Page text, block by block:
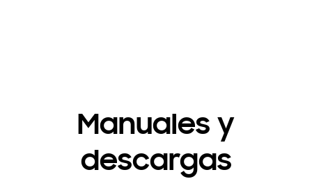
Manuales y
descargas